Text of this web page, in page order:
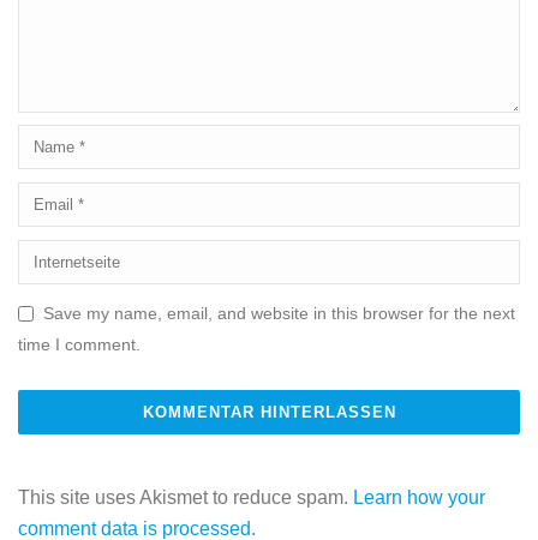
Save my name, email, and website in this browser for the next
time I comment.
This site uses Akismet to reduce spam. Learn how your
comment data is processed.